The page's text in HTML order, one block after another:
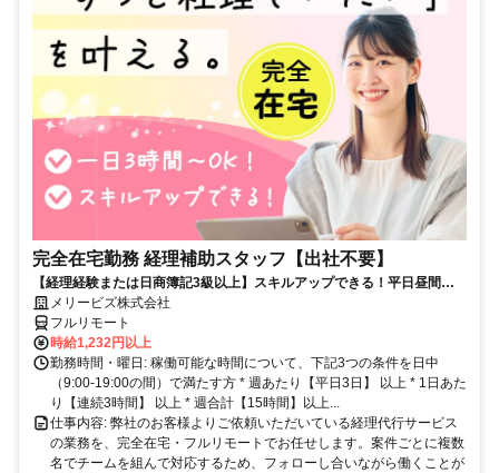
完全在宅勤務 経理補助スタッフ【出社不要】
【経理経験または日商簿記3級以上】スキルアップできる！平日昼間３h
～。完全在宅で育児・介護中の方も大歓迎♪
メリービズ株式会社
フルリモート
時給1,232円以上
勤務時間・曜日: 稼働可能な時間について、下記3つの条件を日中
（9:00-19:00の間）で満たす方 * 週あたり【平日3日】 以上 * 1日あた
り【連続3時間】 以上 * 週合計【15時間】以上...
仕事内容: 弊社のお客様よりご依頼いただいている経理代行サービス
の業務を、完全在宅・フルリモートでお任せします。案件ごとに複数
名でチームを組んで対応するため、フォローし合いながら働くことが